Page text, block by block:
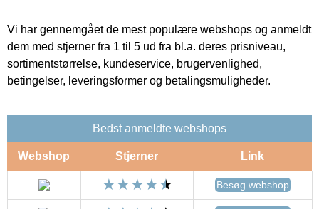
Vi har gennemgået de mest populære webshops og anmeldt
dem med stjerner fra 1 til 5 ud fra bl.a. deres prisniveau,
sortimentstørrelse, kundeservice, brugervenlighed,
betingelser, leveringsformer og betalingsmuligheder.
Bedst anmeldte webshops
Webshop Stjerner Link
Besøg webshop